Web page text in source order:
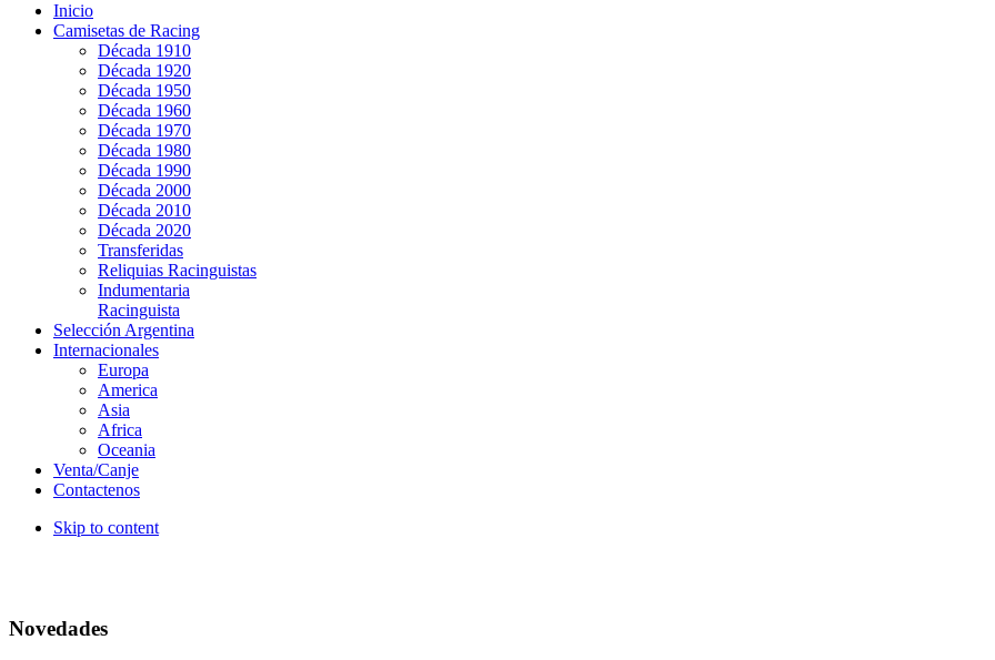
Inicio
Camisetas de Racing
Década 1910
Década 1920
Década 1950
Década 1960
Década 1970
Década 1980
Década 1990
Década 2000
Década 2010
Década 2020
Transferidas
Reliquias Racinguistas
Indumentaria
Racinguista
Selección Argentina
Internacionales
Europa
America
Asia
Africa
Oceania
Venta/Canje
Contactenos
Skip to content
Novedades